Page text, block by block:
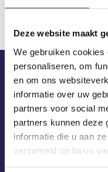
Deze website maakt
We gebruiken
personaliseren, om
en om ons
informatie over uw
partners voor social
partners kunnen deze
informatie die u aan
verzameld op basis
ECA in je